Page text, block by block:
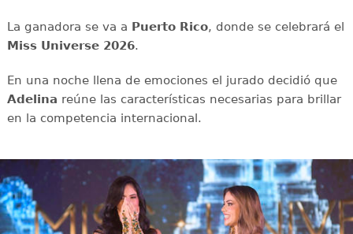
La ganadora se va a Puerto Rico, donde se celebrará el
Miss Universe 2026.
En una noche llena de emociones el jurado decidió que
Adelina reúne las características necesarias para brillar
en la competencia internacional.